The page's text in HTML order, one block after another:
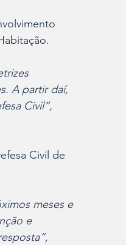
A partir daí,
Civil”,
Civil de
meses e
e